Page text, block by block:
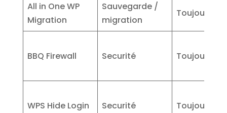
All in One WP
Migration
Sauvegarde /
migration
Toujours
BBQ Firewall Securité Toujours
WPS Hide Login Securité Toujours